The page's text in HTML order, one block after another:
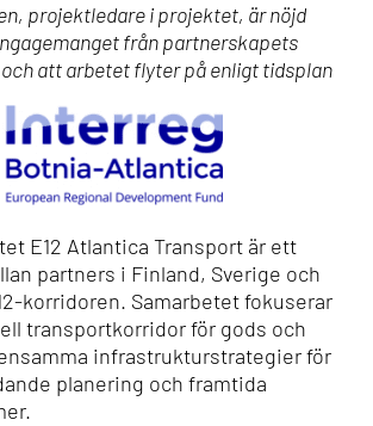
projektledare i projektet, är nöjd
från partnerskapets
att arbetet flyter på enligt tidsplan
E12 Atlantica Transport är ett
partners i Finland, Sverige och
korridoren. Samarbetet fokuserar
transportkorridor för gods och
infrastrukturstrategier för
planering och framtida